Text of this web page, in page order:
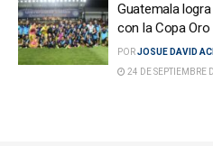
Guatemala
con la Copa Oro
PORJOSUE DAVID
24 DE SEPTIEMBRE